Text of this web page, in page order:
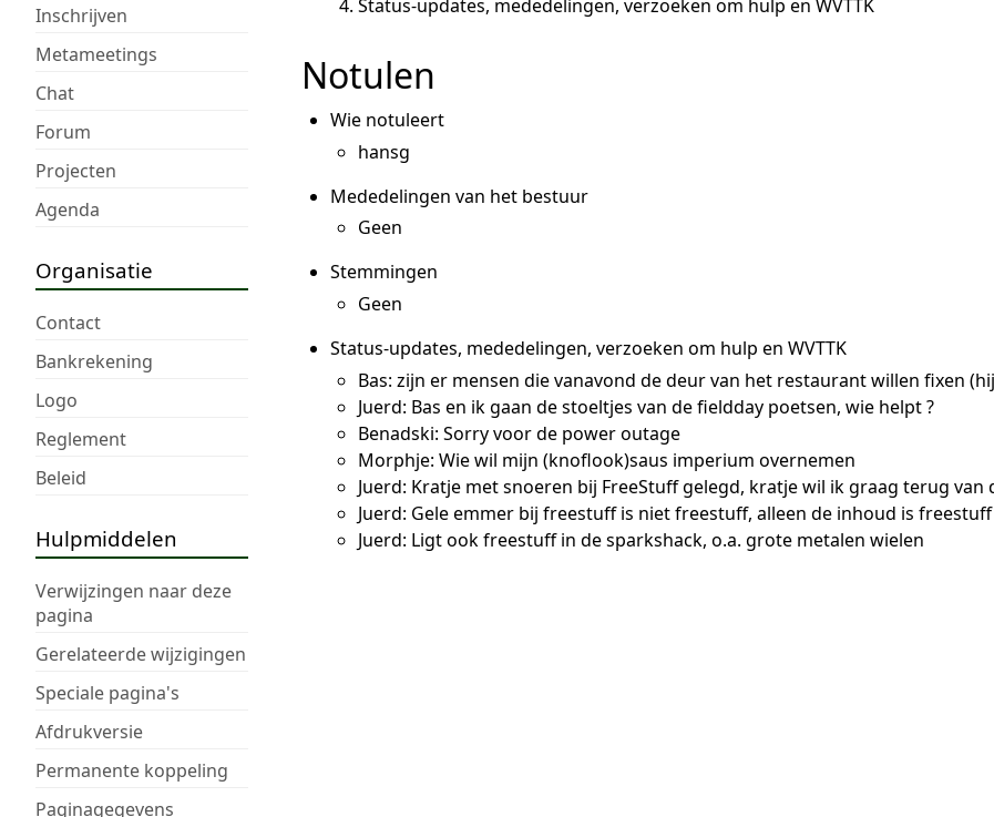
Inschrijven
Metameetings
Chat
Forum
Projecten
Agenda
Organisatie
Contact
Bankrekening
Logo
Reglement
Beleid
Hulpmiddelen
Verwijzingen naar deze
pagina
Gerelateerde wijzigingen
Speciale pagina's
Afdrukversie
Permanente koppeling
Paginagegevens
Status-updates, mededelingen, verzoeken om hulp en WVTTK
Notulen
Wie notuleert
hansg
Mededelingen van het bestuur
Geen
Stemmingen
Geen
Status-updates, mededelingen, verzoeken om hulp en WVTTK
Bas: zijn er mensen die vanavond de deur van het restaurant willen fixen
Juerd: Bas en ik gaan de stoeltjes van de fieldday poetsen, wie helpt ?
Benadski: Sorry voor de power outage
Morphje: Wie wil mijn (knoflook)saus imperium overnemen
Juerd: Kratje met snoeren bij FreeStuff gelegd, kratje wil ik graag terug
Juerd: Gele emmer bij freestuff is niet freestuff, alleen de inhoud is freestuff
Juerd: Ligt ook freestuff in de sparkshack, o.a. grote metalen wielen